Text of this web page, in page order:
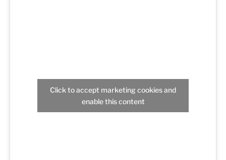
Click to accept marketing cookies and
enable this content